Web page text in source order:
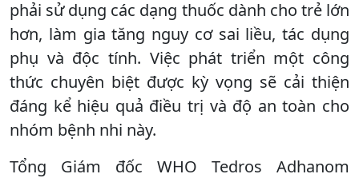
phải sử dụng các dạng thuốc dành cho trẻ lớn
hơn, làm gia tăng nguy cơ sai liều, tác dụng
phụ và độc tính. Việc phát triển một công
thức chuyên biệt được kỳ vọng sẽ cải thiện
đáng kể hiệu quả điều trị và độ an toàn cho
nhóm bệnh nhi này.
Tổng Giám đốc WHO Tedros Adhanom